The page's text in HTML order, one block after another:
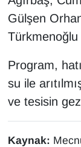
Gülşen
Türkmenoğlu
Program,
su ile
ve tesisin
Kaynak: